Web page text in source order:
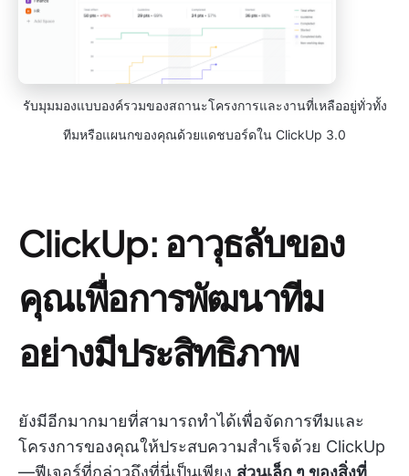
รับมุมมองแบบองค์รวมของสถานะโครงการและงานที่เหลืออยู่ทั่วทั้ง
ทีมหรือแผนกของคุณด้วยแดชบอร์ดใน ClickUp 3.0
ClickUp: อาวุธลับของ
คุณเพื่อการพัฒนาทีม
อย่างมีประสิทธิภาพ
ยังมีอีกมากมายที่สามารถทำได้เพื่อจัดการทีมและ
โครงการของคุณให้ประสบความสำเร็จด้วย ClickUp